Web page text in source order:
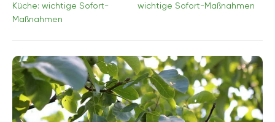
Küche: wichtige Sofort-
Maßnahmen
wichtige Sofort-Maßnahmen